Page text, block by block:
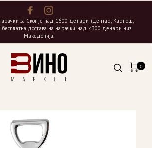
за Скопје над 1600 денари (Центар, Карпош,
достава на нарачки над 4300 денари низ
Македонија.
0